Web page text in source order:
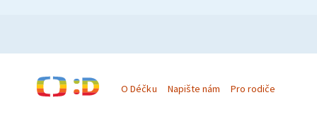
O Déčku Napište nám Pro rodiče